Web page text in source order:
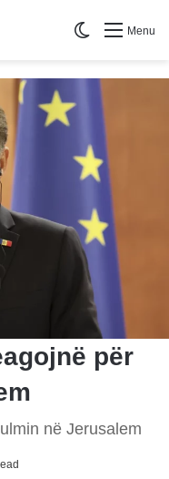
Menu
Switch skin
për
në Jerusalem